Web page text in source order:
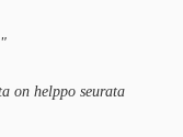
on helppo seurata